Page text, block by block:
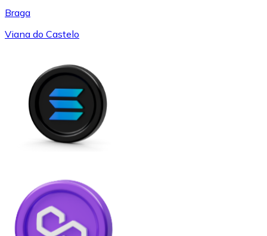
Braga
Viana do Castelo